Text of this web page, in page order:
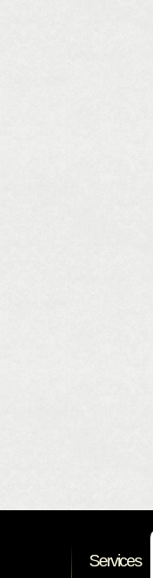
Services